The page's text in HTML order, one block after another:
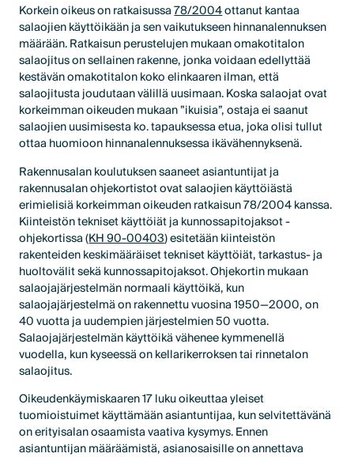
Korkein oikeus on ratkaisussa78/2004ottanut kantaa
salaojien käyttöikään ja sen vaikutukseen hinnanalennuksen
määrään. Ratkaisun perustelujen mukaan omakotitalon
salaojitus on sellainen rakenne, jonka voidaan edellyttää
kestävän omakotitalon koko elinkaaren ilman, että
salaojitusta joudutaan välillä uusimaan. Koska salaojat ovat
korkeimman oikeuden mukaan ”ikuisia”, ostaja ei saanut
salaojien uusimisesta ko. tapauksessa etua, joka olisi tullut
ottaa huomioon hinnanalennuksessa ikävähennyksenä.
Rakennusalan koulutuksen saaneet asiantuntijat ja
rakennusalan ohjekortistot ovat salaojien käyttöiästä
erimielisiä korkeimman oikeuden ratkaisun 78/2004 kanssa.
Kiinteistön tekniset käyttöiät ja kunnossapitojaksot -
ohjekortissa (KH 90-00403) esitetään kiinteistön
rakenteiden keskimääräiset tekniset käyttöiät, tarkastus- ja
huoltovälit sekä kunnossapitojaksot. Ohjekortin mukaan
salaojajärjestelmän normaali käyttöikä, kun
salaojajärjestelmä on rakennettu vuosina 1950—2000, on
40 vuotta ja uudempien järjestelmien 50 vuotta.
Salaojajärjestelmän käyttöikä vähenee kymmenellä
vuodella, kun kyseessä on kellarikerroksen tai rinnetalon
salaojitus.
Oikeudenkäymiskaaren 17 luku oikeuttaa yleiset
tuomioistuimet käyttämään asiantuntijaa, kun selvitettävänä
on erityisalan osaamista vaativa kysymys. Ennen
asiantuntijan määräämistä, asianosaisille on annettava